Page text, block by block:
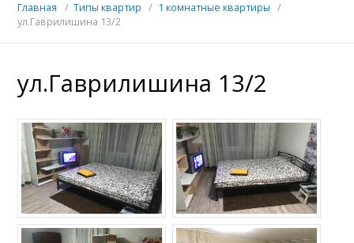
Главная Типы квартир
1 комнатные квартиры
ул.Гаврилишина 13/2
ул.Гаврилишина 13/2